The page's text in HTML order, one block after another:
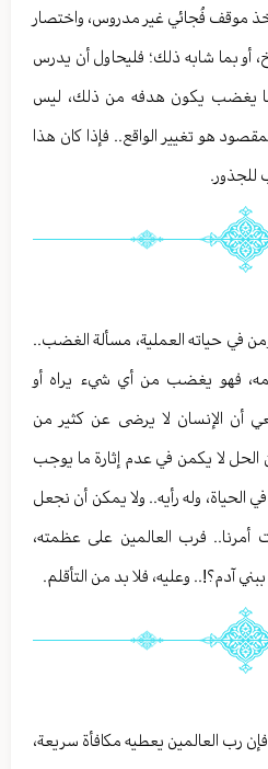
موقف فُجائي غير مدروس، واختصار
أو بما شابه ذلك؛ فليحاول أن يدرس
يغضب يكون هدفه من ذلك، ليس
هو تغيير الواقع.. فإذا كان هذا
للجذور.
في حياته العملية، مسألة الغضب..
فهو يغضب من أي شيء يراه أو
أن الإنسان لا يرضى عن كثير من
الحل لا يكمن في عدم إثارة ما يوجب
الحياة، وله رأيه.. ولا يمكن أن نجعل
أمرنا.. فرب العالمين على عظمته،
آدم؟!.. وعليه، فلا بد من التأقلم.
رب العالمين يعطيه مكافأة سريعة،